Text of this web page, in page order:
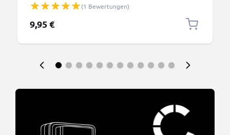
(1 Bewertungen)
9,95 €